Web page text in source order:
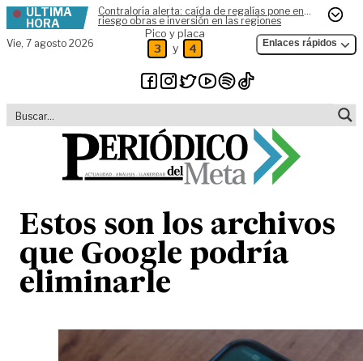
Skip to content
ÚLTIMA
HORA
Contraloría alerta: caída de regalías pone en
riesgo obras e inversión en las regiones
Vie, 7 agosto 2026
Pico y placa
3 y 4 Enlaces rápidos
Estos son los archivos
que Google podría
eliminarle